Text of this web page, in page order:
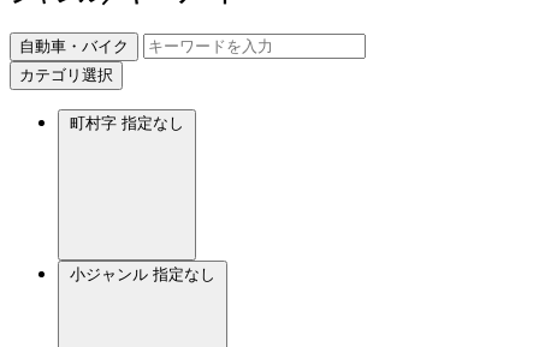
自動車・バイク
カテゴリ選択
町村字 指定なし
小ジャンル 指定なし